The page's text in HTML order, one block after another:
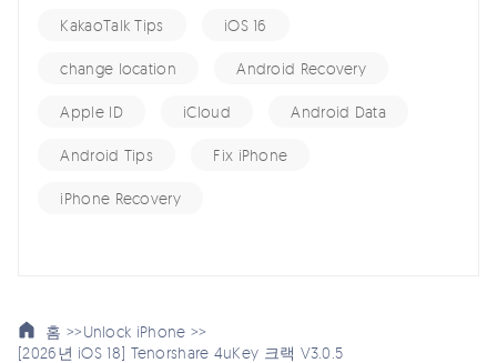
KakaoTalk Tips iOS 16
change location Android Recovery
Apple ID iCloud Android Data
Android Tips Fix iPhone
iPhone Recovery
홈 >>Unlock iPhone >>
[2026년 iOS 18] Tenorshare 4uKey 크랙 V3.0.5